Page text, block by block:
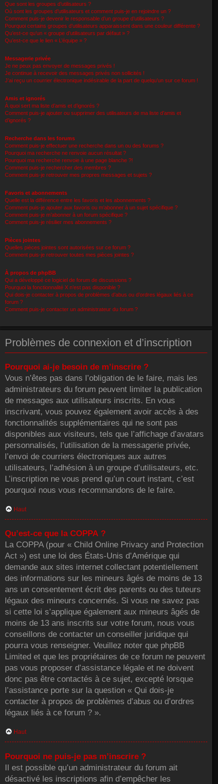
Que sont les groupes d’utilisateurs ?
Où sont les groupes d’utilisateurs et comment puis-je en rejoindre un ?
Comment puis-je devenir le responsable d’un groupe d’utilisateurs ?
Pourquoi certains groupes d’utilisateurs apparaissent dans une couleur différente ?
Qu’est-ce qu’un « groupe d’utilisateurs par défaut » ?
Qu’est-ce que le lien « L’équipe » ?
Messagerie privée
Je ne peux pas envoyer de messages privés !
Je continue à recevoir des messages privés non sollicités !
J’ai reçu un courrier électronique indésirable de la part de quelqu’un sur ce forum !
Amis et ignorés
À quoi sert ma liste d’amis et d’ignorés ?
Comment puis-je ajouter ou supprimer des utilisateurs de ma liste d’amis et
d’ignorés ?
Recherche dans les forums
Comment puis-je effectuer une recherche dans un ou des forums ?
Pourquoi ma recherche ne renvoie aucun résultat ?
Pourquoi ma recherche renvoie à une page blanche ?!
Comment puis-je rechercher des membres ?
Comment puis-je retrouver mes propres messages et sujets ?
Favoris et abonnements
Quelle est la différence entre les favoris et les abonnements ?
Comment puis-je ajouter aux favoris ou m’abonner à un sujet spécifique ?
Comment puis-je m’abonner à un forum spécifique ?
Comment puis-je résilier mes abonnements ?
Pièces jointes
Quelles pièces jointes sont autorisées sur ce forum ?
Comment puis-je retrouver toutes mes pièces jointes ?
À propos de phpBB
Qui a développé ce logiciel de forum de discussions ?
Pourquoi la fonctionnalité X n’est pas disponible ?
Qui dois-je contacter à propos de problèmes d’abus ou d’ordres légaux liés à ce
forum ?
Comment puis-je contacter un administrateur du forum ?
Problèmes de connexion et d’inscription
Pourquoi ai-je besoin de m’inscrire ?
Vous n’êtes pas dans l’obligation de le faire, mais les
administrateurs du forum peuvent limiter la publication
de messages aux utilisateurs inscrits. En vous
inscrivant, vous pouvez également avoir accès à des
fonctionnalités supplémentaires qui ne sont pas
disponibles aux visiteurs, tels que l’affichage d’avatars
personnalisés, l’utilisation de la messagerie privée,
l’envoi de courriers électroniques aux autres
utilisateurs, l’adhésion à un groupe d’utilisateurs, etc.
L’inscription ne vous prend qu’un court instant, c’est
pourquoi nous vous recommandons de le faire.
Haut
Qu’est-ce que la COPPA ?
La COPPA (pour « Child Online Privacy and Protection
Act ») est une loi des États-Unis d’Amérique qui
demande aux sites internet collectant potentiellement
des informations sur les mineurs âgés de moins de 13
ans un consentement écrit des parents ou des tuteurs
légaux des mineurs concernés. Si vous ne savez pas
si cette loi s’applique également aux mineurs âgés de
moins de 13 ans inscrits sur votre forum, nous vous
conseillons de contacter un conseiller juridique qui
pourra vous renseigner. Veuillez noter que phpBB
Limited et que les propriétaires de ce forum ne peuvent
pas vous proposer d’assistance légale et ne doivent
donc pas être contactés à ce sujet, excepté lorsque
l’assistance porte sur la question « Qui dois-je
contacter à propos de problèmes d’abus ou d’ordres
légaux liés à ce forum ? ».
Haut
Pourquoi ne puis-je pas m’inscrire ?
Il est possible qu’un administrateur du forum ait
désactivé les inscriptions afin d’empêcher les